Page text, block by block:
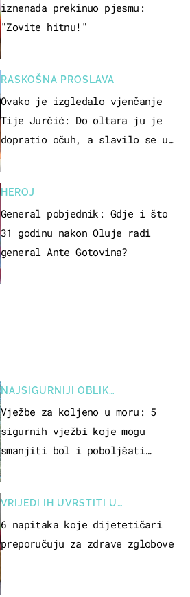
iznenada prekinuo pjesmu:
"Zovite hitnu!"
RASKOŠNA PROSLAVA
Ovako je izgledalo vjenčanje
Tije Jurčić: Do oltara ju je
dopratio očuh, a slavilo se uz
HEROJ
General pobjednik: Gdje i što
31 godinu nakon Oluje radi
general Ante Gotovina?
NAJSIGURNIJI OBLIK
REKREACIJE
Vježbe za koljeno u moru: 5
sigurnih vježbi koje mogu
smanjiti bol i poboljšati
VRIJEDI IH UVRSTITI U
PREHRANU
6 napitaka koje dijetetičari
preporučuju za zdrave zglobove